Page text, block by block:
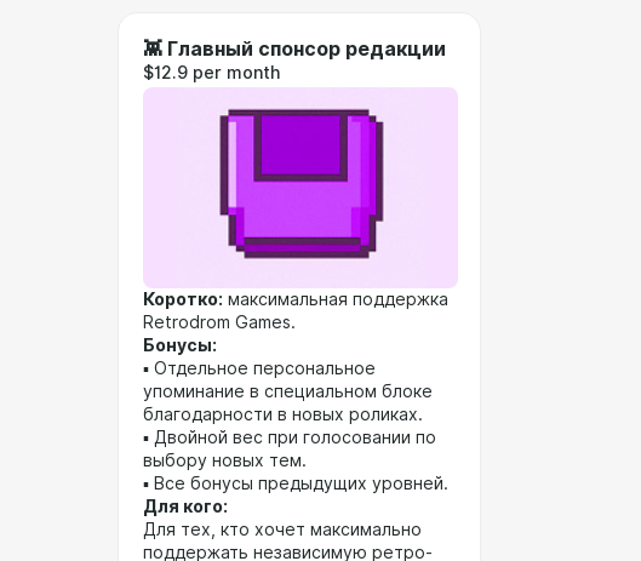
👾 Главный спонсор редакции
$12.9 per month
Коротко: максимальная поддержка
Retrodrom Games.
Бонусы:
▪️ Отдельное персональное
упоминание в специальном блоке
благодарности в новых роликах.
▪️ Двойной вес при голосовании по
выбору новых тем.
▪️ Все бонусы предыдущих уровней.
Для кого:
Для тех, кто хочет максимально
поддержать независимую ретро-